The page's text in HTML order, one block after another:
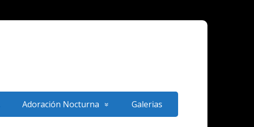
Adoración Nocturna Galerias